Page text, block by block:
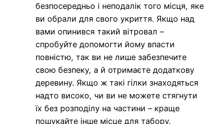
безпосередньо і неподалік того місця, яке
ви обрали для свого укриття. Якщо над
вами опинився такий вітровал –
спробуйте допомогти йому впасти
повністю, так ви не лише забезпечите
свою безпеку, а й отримаєте додаткову
деревину. Якщо ж такі гілки знаходяться
надто високо, чи ви не можете стягнути
їх без розподілу на частини – краще
пошукайте інше місце для табору.